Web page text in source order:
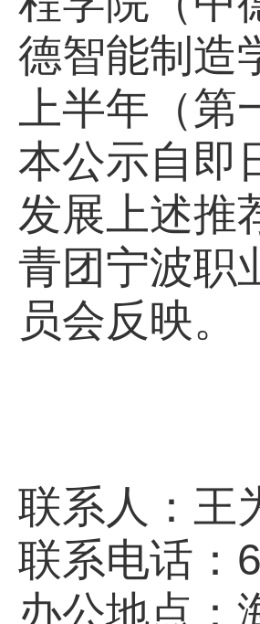
德智能制造
上半年（
本公示自即
发展上述推
青团宁波职
员会反映。
联系人：王
联系电话：
办公地点：